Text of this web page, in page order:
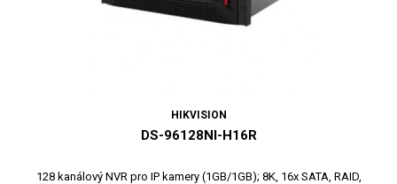
HIKVISION
DS-96128NI-H16R
128 kanálový NVR pro IP kamery (1GB/1GB); 8K, 16x SATA, RAID,